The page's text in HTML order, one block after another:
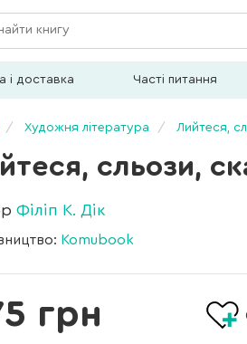
і доставка Часті питання
Художня література Лийтеся,
сльози,
Філіп К. Дік
Komubook
грн